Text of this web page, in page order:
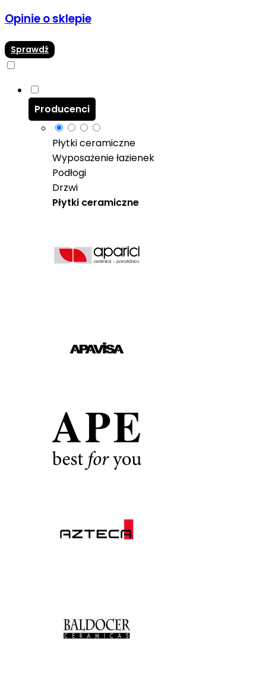
Opinie o sklepie
Sprawdź
Producenci
Płytki ceramiczne
Wyposażenie łazienek
Podłogi
Drzwi
Płytki ceramiczne